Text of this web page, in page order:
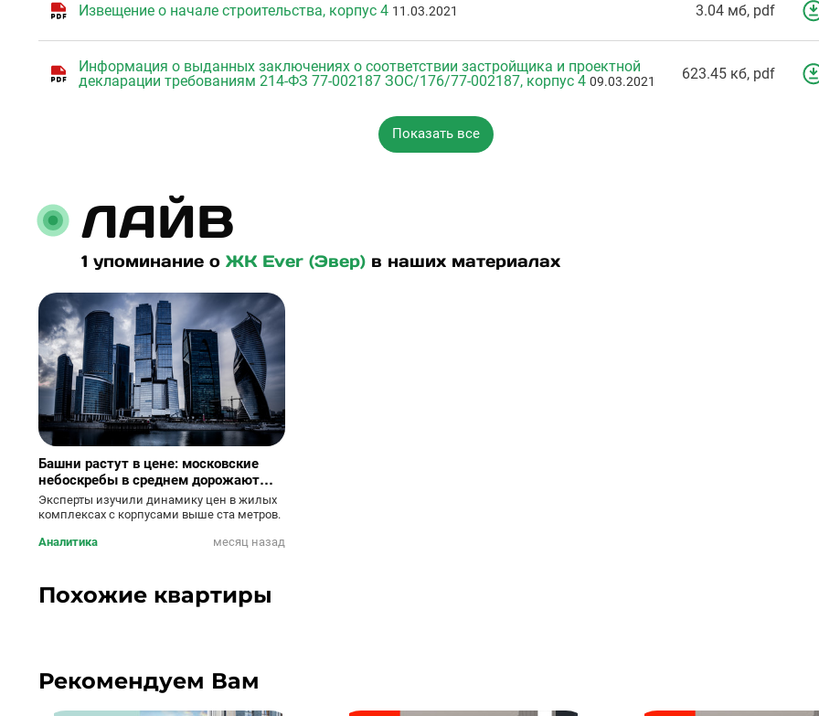
Извещение о начале строительства, корпус 4 11.03.2021 3.04 мб, pdf
Информация о выданных заключениях о соответствии застройщика и проектной
декларации требованиям 214-ФЗ 77-002187 ЗОС/176/77-002187, корпус 4 09.03.2021 623.45 кб, pdf
Показать все
ЛАЙВ
1 упоминание о ЖК Ever (Эвер) в наших материалах
Башни растут в цене: московские
небоскребы в среднем дорожают
почти на 14% в год
Эксперты изучили динамику цен в жилых
комплексах с корпусами выше ста метров.
Аналитика
месяц назад
Похожие квартиры
Рекомендуем Вам